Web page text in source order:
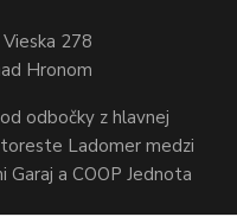
278
Hronom
odbočky z hlavnej
Ladomer medzi
Garaj a COOP Jednota